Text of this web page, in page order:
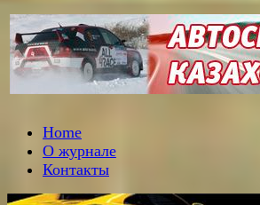
Home
О журнале
Контакты